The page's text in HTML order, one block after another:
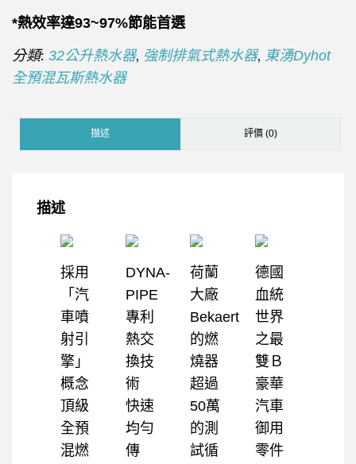
*熱效率達93~97%節能首選
分類: 32公升熱水器, 強制排氣式熱水器, 東湧Dyhot
全預混瓦斯熱水器
描述 評價 (0)
描述
採用
「汽
車噴
射引
擎」
概念
頂級
全預
混燃
DYNA-
PIPE
專利
熱交
換技
術
快速
均勻
傳
荷蘭
大廠
Bekaert
的燃
燒器
超過
50萬
的測
試循
德國
血統
世界
之最
雙Ｂ
豪華
汽車
御用
零件